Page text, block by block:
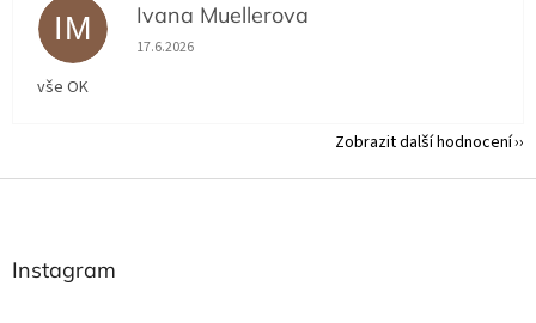
IM Ivana Muellerova
Hodnocení obchodu je 5 z 5 hvězdiček.
17.6.2026
vše OK
Zobrazit další hodnocení
Instagram